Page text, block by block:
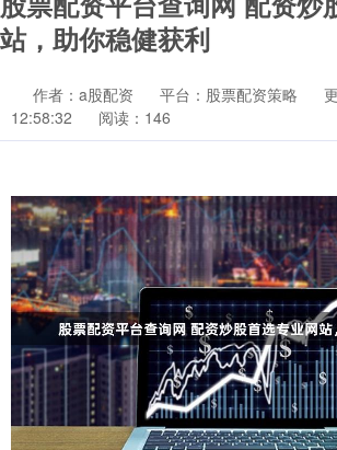
站，助你稳健获利
作者：a股配资 平台：股票配资策略
12:58:32
阅读：146